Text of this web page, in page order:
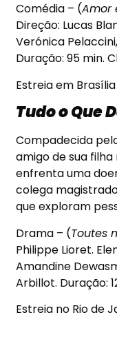
Comédia – (Amor
Direção: Lucas
Verónica
Duração: 95 min.
Estreia em
Tudo o Que
Compadecida
amigo de sua
enfrenta uma
colega
que exploram
Drama – (Toutes
Philippe Lioret.
Amandine
Arbillot. Duração:
Estreia no Rio de